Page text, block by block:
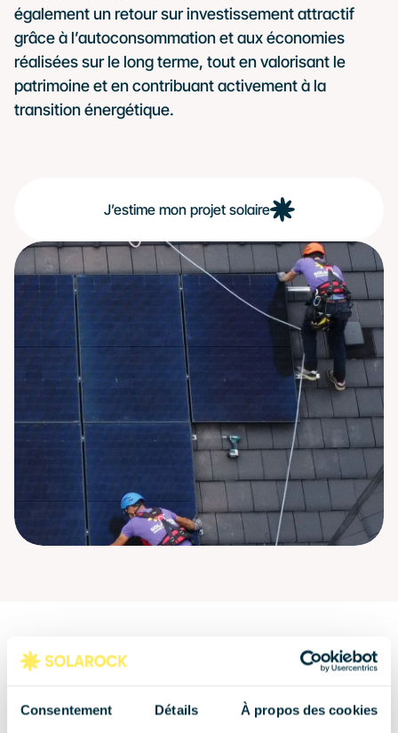
Consentement Détails À propos des cookies
également un retour sur investissement attractif
grâce à l’autoconsommation et aux économies
réalisées sur le long terme, tout en valorisant le
patrimoine et en contribuant activement à la
transition énergétique.
J’estime mon projet solaire
Nos autres installations
Nous avons équipé des centaines de foyers.